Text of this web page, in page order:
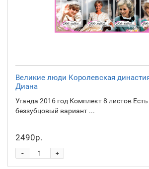
Великие люди Королевская
Диана
Уганда 2016 год Комплект 8 листов
беззубцовый вариант ...
2490р.
+
-